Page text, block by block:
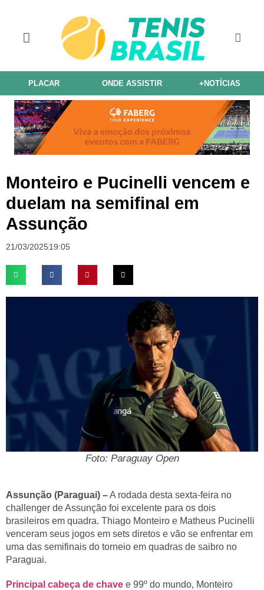
PLACAR ONDE ASSISTIR +NOTÍCIAS
Monteiro e Pucinelli vencem e
duelam na semifinal em
Assunção
21/03/202519:05
Foto: Paraguay Open
Assunção (Paraguai) –A rodada desta sexta-feira no
challenger de Assunção foi excelente para os dois
brasileiros em quadra. Thiago Monteiro e Matheus Pucinelli
venceram seus jogos em sets diretos e vão se enfrentar em
uma das semifinais do torneio em quadras de saibro no
Paraguai.
Principal cabeça de chave e 99º do mundo, Monteiro